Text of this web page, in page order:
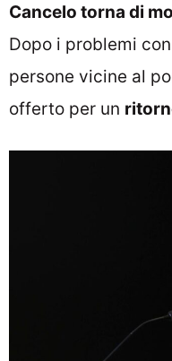
Cancelo torna di
Dopo i problemi con
persone vicine al
offerto per un